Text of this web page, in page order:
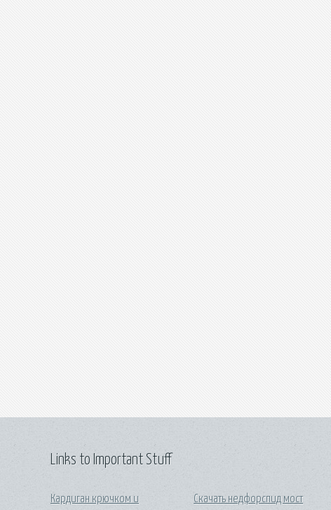
Links to Important Stuff
Кардиган крючком и Скачать недфорспид мост